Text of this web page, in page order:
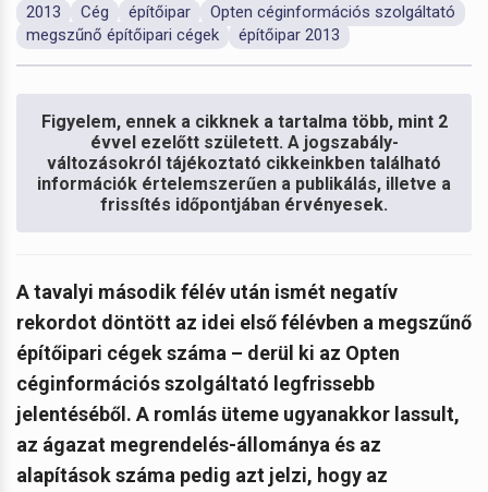
2013 Cég építőipar
Opten céginformációs szolgáltató
megszűnő építőipari cégek
építőipar 2013
Figyelem, ennek a cikknek a tartalma több, mint 2
évvel ezelőtt született. A jogszabály-
változásokról tájékoztató cikkeinkben található
információk értelemszerűen a publikálás, illetve a
frissítés időpontjában érvényesek.
A tavalyi második félév után ismét negatív
rekordot döntött az idei első félévben a megszűnő
építőipari cégek száma – derül ki az Opten
céginformációs szolgáltató legfrissebb
jelentéséből. A romlás üteme ugyanakkor lassult,
az ágazat megrendelés-állománya és az
alapítások száma pedig azt jelzi, hogy az